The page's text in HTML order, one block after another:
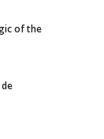
of the